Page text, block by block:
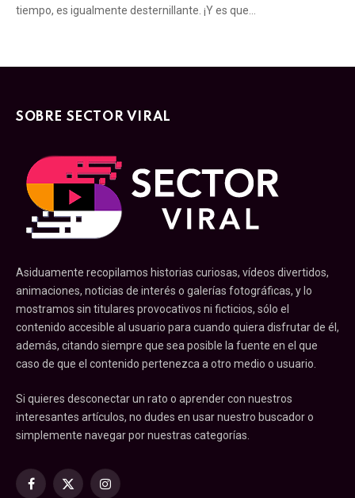
tiempo, es igualmente desternillante. ¡Y es que…
SOBRE SECTOR VIRAL
Asiduamente recopilamos historias curiosas, vídeos divertidos,
animaciones, noticias de interés o galerías fotográficas, y lo
mostramos sin titulares provocativos ni ficticios, sólo el
contenido accesible al usuario para cuando quiera disfrutar de él,
además, citando siempre que sea posible la fuente en el que
caso de que el contenido pertenezca a otro medio o usuario.
Si quieres desconectar un rato o aprender con nuestros
interesantes artículos, no dudes en usar nuestro buscador o
simplemente navegar por nuestras categorías.
Facebook
X
Instagram